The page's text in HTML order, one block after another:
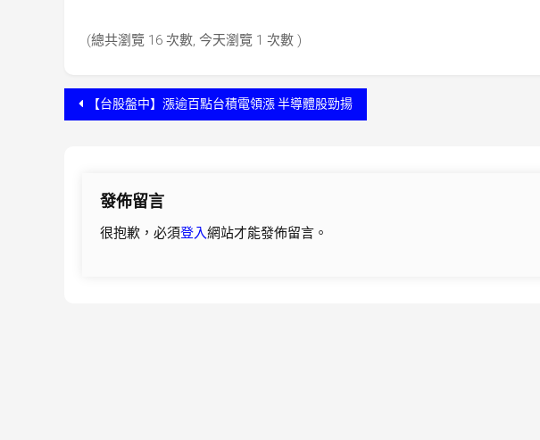
(總共瀏覽 16 次數, 今天瀏覽 1 次數 )
文
【台股盤中】漲逾百點台積電領漲 半導體股勁揚
發佈留言
很抱歉，必須登入網站才能發佈留言。